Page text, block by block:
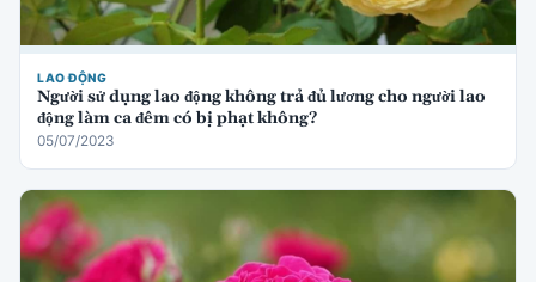
LAO ĐỘNG
Người sử dụng lao động không trả đủ lương cho người lao
động làm ca đêm có bị phạt không?
05/07/2023